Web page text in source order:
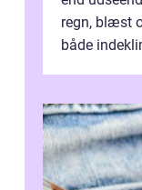
regn, blæst
både